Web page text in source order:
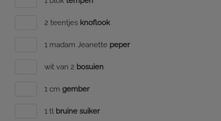
2 teentjes knoflook
1 madam Jeanette peper
wit van 2 bosuien
1 cm gember
1 tl bruine suiker